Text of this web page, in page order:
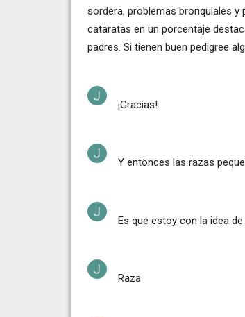
sordera, problemas bronquiales
cataratas en un porcentaje
padres. Si tienen buen pedigree
¡Gracias!
Y entonces las razas
Es que estoy con la idea
Raza